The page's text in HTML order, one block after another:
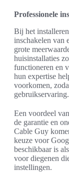
Professionele
Bij het
inschakelen van
grote
huisinstallaties
functioneren en
hun expertise
voorkomen,
gebruikservaring.
Een voordeel
de garantie en
Cable Guy
keuze voor
beschikbaar is
voor diegenen
instellingen.